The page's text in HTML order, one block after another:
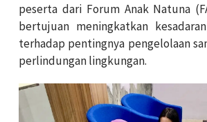
peserta dari Forum Anak Natuna
bertujuan meningkatkan
terhadap pentingnya pengelolaan
perlindungan lingkungan.